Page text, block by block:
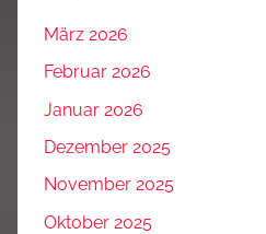
März 2026
Februar 2026
Januar 2026
Dezember 2025
November 2025
Oktober 2025